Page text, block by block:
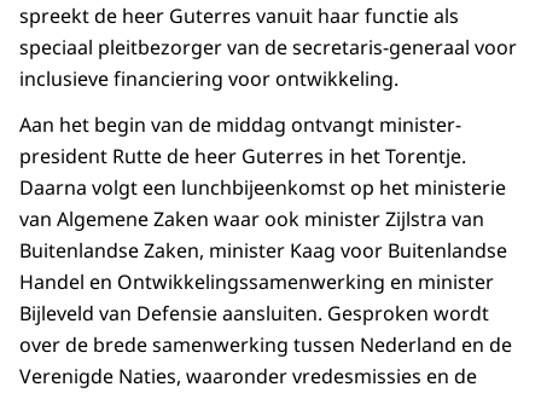
spreekt de heer Guterres vanuit haar functie als
speciaal pleitbezorger van de secretaris-generaal voor
inclusieve financiering voor ontwikkeling.
Aan het begin van de middag ontvangt minister-
president Rutte de heer Guterres in het Torentje.
Daarna volgt een lunchbijeenkomst op het ministerie
van Algemene Zaken waar ook minister Zijlstra van
Buitenlandse Zaken, minister Kaag voor Buitenlandse
Handel en Ontwikkelingssamenwerking en minister
Bijleveld van Defensie aansluiten. Gesproken wordt
over de brede samenwerking tussen Nederland en de
Verenigde Naties, waaronder vredesmissies en de